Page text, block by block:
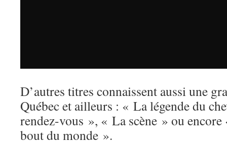
D’autres titres connaissent aussi une
Québec et ailleurs : « La légende du
rendez-vous », « La scène » ou
bout du monde ».